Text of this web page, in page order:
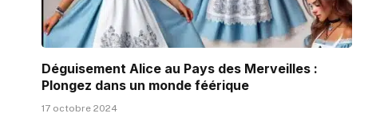
Déguisement Alice au Pays des Merveilles :
Plongez dans un monde féérique
17 octobre 2024